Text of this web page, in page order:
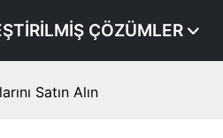
ÇÖZÜMLER
Satın Alın